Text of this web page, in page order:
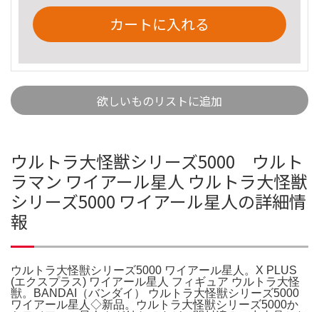
カートに入れる
欲しいものリストに追加
ウルトラ大怪獣シリーズ5000 ウルト
ラマン ワイアール星人 ウルトラ大怪獣
シリーズ5000 ワイアール星人の詳細情
報
ウルトラ大怪獣シリーズ5000 ワイアール星人。X PLUS
(エクスプラス) ワイアール星人 フィギュア ウルトラ大怪
獣。BANDAI（バンダイ） ウルトラ大怪獣シリーズ5000
ワイアール星人◇新品。ウルトラ大怪獣シリーズ5000か